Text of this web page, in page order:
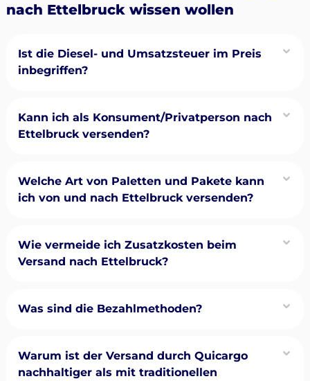
nach Ettelbruck wissen wollen
Ist die Diesel- und Umsatzsteuer im Preis
inbegriffen?
Kann ich als Konsument/Privatperson nach
Ettelbruck versenden?
Welche Art von Paletten und Pakete kann
ich von und nach Ettelbruck versenden?
Wie vermeide ich Zusatzkosten beim
Versand nach Ettelbruck?
Was sind die Bezahlmethoden?
Warum ist der Versand durch Quicargo
nachhaltiger als mit traditionellen